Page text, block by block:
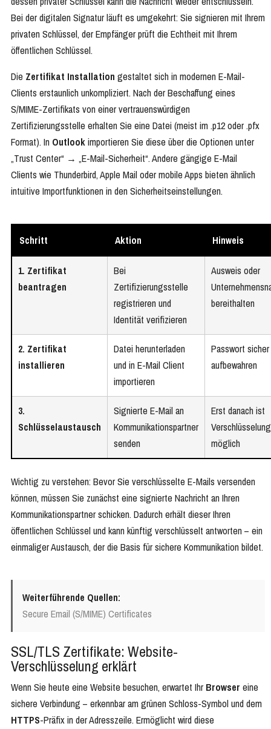
Bei der digitalen Signatur läuft es umgekehrt: Sie signieren mit Ihrem
privaten Schlüssel, der Empfänger prüft die Echtheit mit Ihrem
öffentlichen Schlüssel.
Die Zertifikat Installation gestaltet sich in modernen E-Mail-
Clients erstaunlich unkompliziert. Nach der Beschaffung eines
S/MIME-Zertifikats von einer vertrauenswürdigen
Zertifizierungsstelle erhalten Sie eine Datei (meist im .p12 oder .pfx
Format). In Outlookimportieren Sie diese über die Optionen unter
„Trust Center“ → „E-Mail-Sicherheit“. Andere gängige E-Mail
Clients wie Thunderbird, Apple Mail oder mobile Apps bieten ähnlich
intuitive Importfunktionen in den Sicherheitseinstellungen.
Schritt Aktion Hinweis
1. Zertifikat
beantragen
Bei
Zertifizierungsstelle
registrieren und
Identität verifizieren
Ausweis oder
bereithalten
2. Zertifikat
installieren
Datei herunterladen
und in E-Mail Client
importieren
Passwort sicher
aufbewahren
3.
Schlüsselaustausch
Signierte E-Mail an
Kommunikationspartner
senden
Erst danach ist
Verschlüsselung
möglich
Wichtig zu verstehen: Bevor Sie verschlüsselte E-Mails versenden
können, müssen Sie zunächst eine signierte Nachricht an Ihren
Kommunikationspartner schicken. Dadurch erhält dieser Ihren
öffentlichen Schlüssel und kann künftig verschlüsselt antworten – ein
einmaliger Austausch, der die Basis für sichere Kommunikation bildet.
Weiterführende Quellen:
Secure Email (S/MIME) Certificates
SSL/TLS Zertifikate: Website-
Verschlüsselung erklärt
Wenn Sie heute eine Website besuchen, erwartet Ihr Browser eine
sichere Verbindung – erkennbar am grünen Schloss-Symbol und dem
HTTPS-Präfix in der Adresszeile. Ermöglicht wird diese